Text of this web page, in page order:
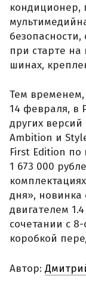
кондиционер,
при старте
шинах,
Тем временем,
14 февраля, в
других версий
Ambition и
First Edition по
1 673 000
дня»,
двигателем
сочетании с
коробкой
Автор: